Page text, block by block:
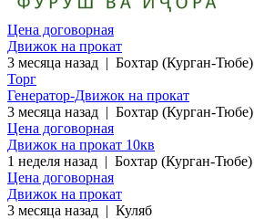
Цена договорная
Движок на прокат
3 месяца назад | Бохтар (Курган-Тюбе)
Торг
Генератор-Движок на прокат
3 месяца назад | Бохтар (Курган-Тюбе)
Цена договорная
Движок на прокат 10кв
1 неделя назад | Бохтар (Курган-Тюбе)
Цена договорная
Движок на прокат
3 месяца назад | Куляб